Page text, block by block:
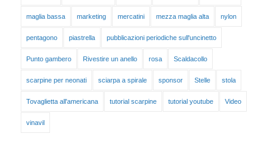
maglia bassa marketing mercatini mezza maglia alta nylon
pentagono piastrella pubblicazioni periodiche sull'uncinetto
Punto gambero Rivestire un anello rosa Scaldacollo
scarpine per neonati sciarpa a spirale sponsor Stelle stola
Tovaglietta all'americana tutorial scarpine tutorial youtube Video
vinavil